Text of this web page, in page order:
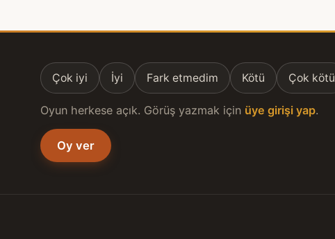
Çok iyi İyi Fark etmedim Kötü Çok kötü
Oyun herkese açık. Görüş yazmak için üye girişi yap.
Oy ver